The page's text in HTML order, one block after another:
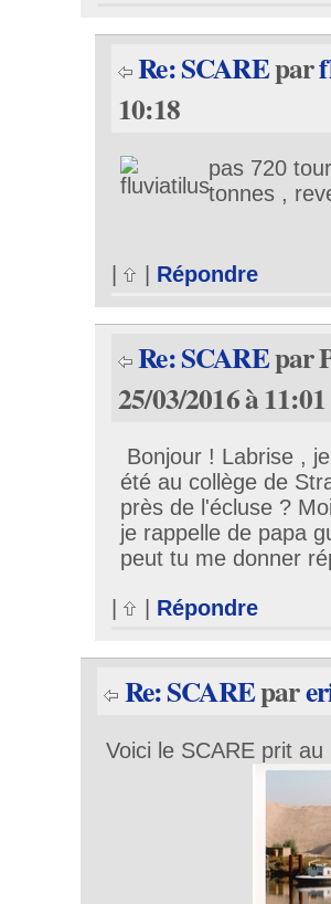
Re: SCAREpar
10:18
pas 720
tonnes ,
| | Répondre
Re: SCAREpar
25/03/2016 à 11:01
Bonjour ! Labrise ,
été au collège de
près de l'écluse ?
je rappelle de papa
peut tu me donner
| Répondre
Re: SCAREpar
Voici le SCARE prit